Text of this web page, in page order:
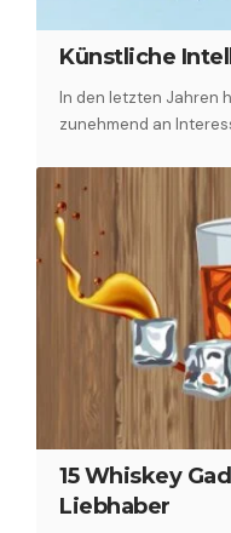
Künstliche
In den letzten Jahren
zunehmend an
15 Whiskey
Liebhaber